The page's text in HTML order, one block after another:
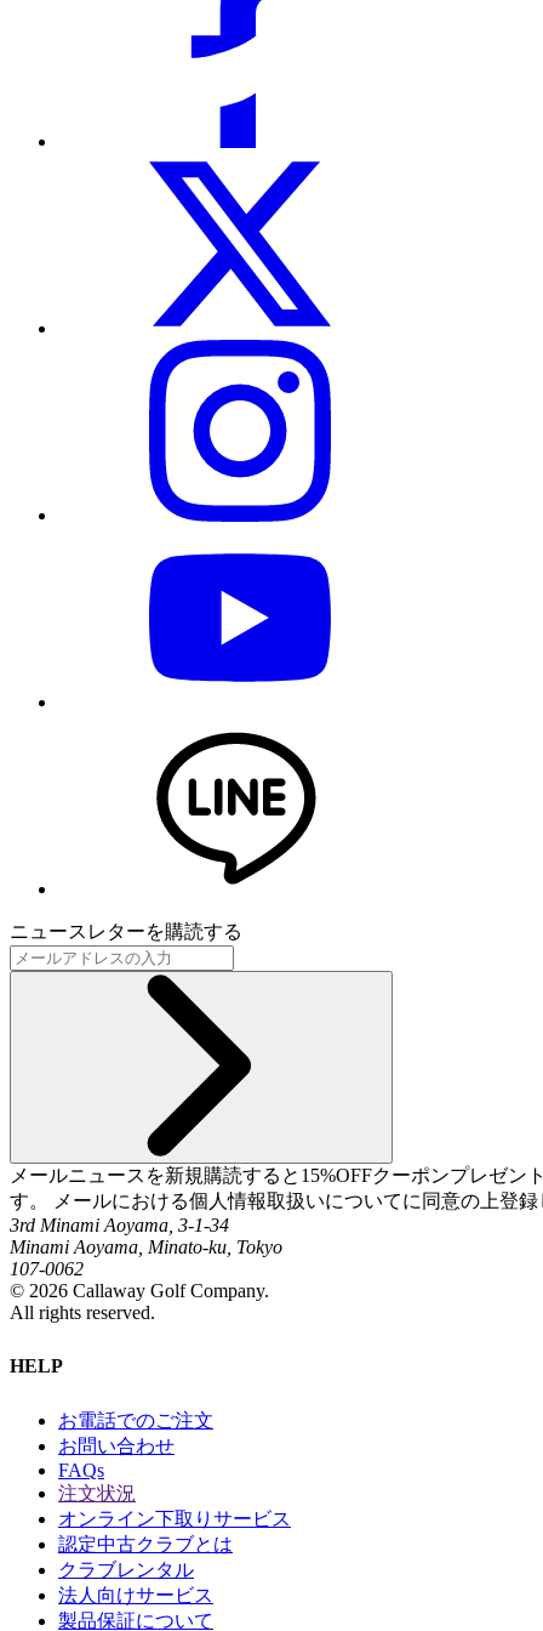
ニュースレターを購読する
メールニュースを新規購読すると15%OFFクーポンプレゼ
す。 メールにおける個人情報取扱いについてに同意の上登
3rd Minami Aoyama, 3-1-34
Minami Aoyama, Minato-ku, Tokyo
107-0062
© 2026 Callaway Golf Company.
All rights reserved.
HELP
お電話でのご注文
お問い合わせ
FAQs
注文状況
オンライン下取りサービス
認定中古クラブとは
クラブレンタル
法人向けサービス
製品保証について